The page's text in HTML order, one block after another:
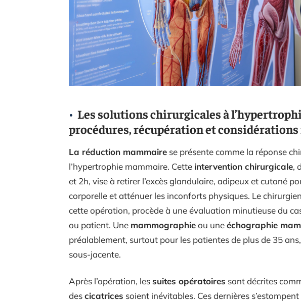
Les solutions chirurgicales à
procédures, récupération et
La réduction mammaire se présente comme la réponse
l’hypertrophie mammaire. Cette intervention chirurgicale,
et 2h, vise à retirer l’excès glandulaire, adipeux et cutané
corporelle et atténuer les inconforts physiques. Le
cette opération, procède à une évaluation minutieuse du
ou patient. Une mammographieou uneéchographie
préalablement, surtout pour les patientes de plus de 35
sous-jacente.
Après l’opération, lessuites opératoires sont décrites
descicatrices soient inévitables. Ces dernières